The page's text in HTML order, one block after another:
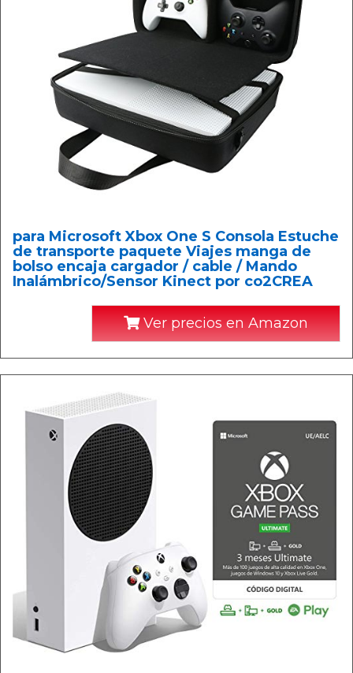
para Microsoft Xbox One S Consola Estuche
de transporte paquete Viajes manga de
bolso encaja cargador / cable / Mando
Inalámbrico/Sensor Kinect por co2CREA
Ver precios en Amazon